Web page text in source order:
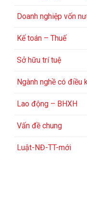
Doanh nghiệp vốn
Kế toán – Thuế
Sở hữu trí tuệ
Ngành nghề có điều
Lao động – BHXH
Vấn đề chung
Luật-NĐ-TT-mới